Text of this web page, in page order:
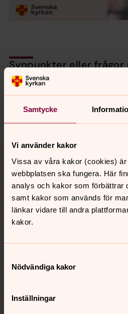
Samtycke
Vi använder kakor
Vissa av våra kakor (cookies) är
webbplatsen ska fungera. Här
analys och kakor som förbättrar
samt kakor som används för
länkar vidare till andra
kakor.
Nödvändiga kakor
Inställningar
Synpunkter eller frågor
innehåll?
Dela
Tillbaka till toppen
Tillbaka till innehållet
Kontakt
Hitta snabbt